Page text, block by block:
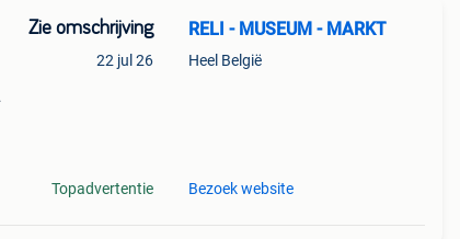
Zie omschrijving
22 jul 26
Topadvertentie
RELI - MUSEUM - MARKT
Heel België
Bezoek website